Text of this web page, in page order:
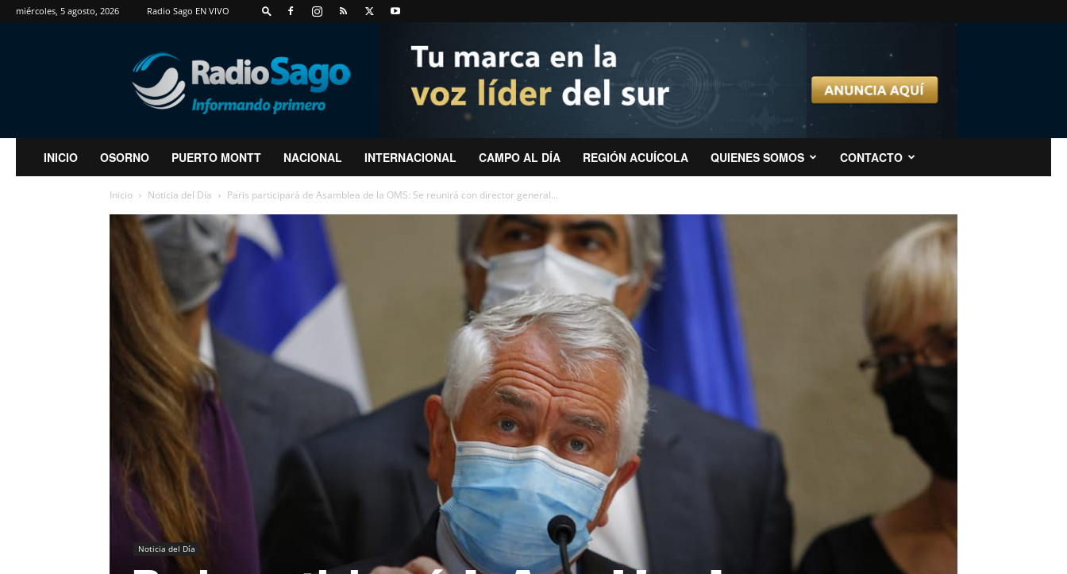
miércoles, 5 agosto, 2026 Radio Sago EN VIVO
RadioSago
INICIO OSORNO PUERTO MONTT NACIONAL INTERNACIONAL CAMPO AL DÍA REGIÓN ACUÍCOLA QUIENES SOMOS CONTACTO
Inicio Noticia del Día Paris participará de Asamblea de la OMS: Se reunirá con director general...
Noticia del Día